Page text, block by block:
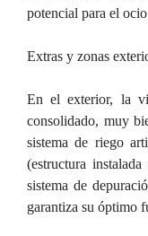
potencial para el
Extras y zonas
En el exterior, la
consolidado, muy
sistema de riego
(estructura
sistema de
garantiza su óptimo